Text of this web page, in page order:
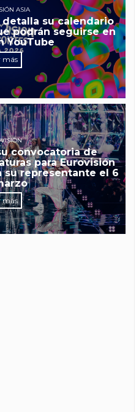
ASIA
detalla su calendario
podrán seguirse en
YouTube
más
convocatoria de
para Eurovisión
su representante el 6
más